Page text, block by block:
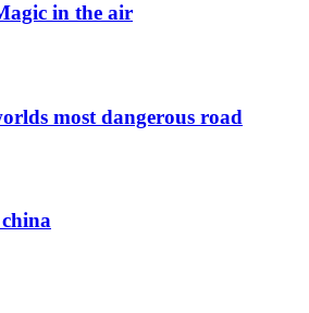
in the air
most dangerous road